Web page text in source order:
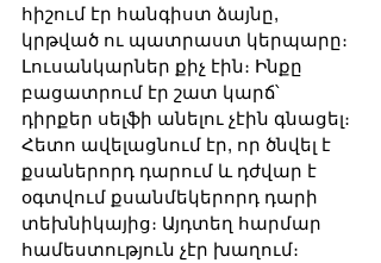
հիշում էր հանգիստ ձայնը,
կրթված ու պատրաստ կերպարը։
Լուսանկարներ քիչ էին։ Ինքը
բացատրում էր շատ կարճ՝
դիրքեր սելֆի անելու չէին գնացել։
Հետո ավելացնում էր, որ ծնվել է
քսաներորդ դարում և դժվար է
օգտվում քսանմեկերորդ դարի
տեխնիկայից։ Այդտեղ հարմար
համեստություն չէր խաղում։